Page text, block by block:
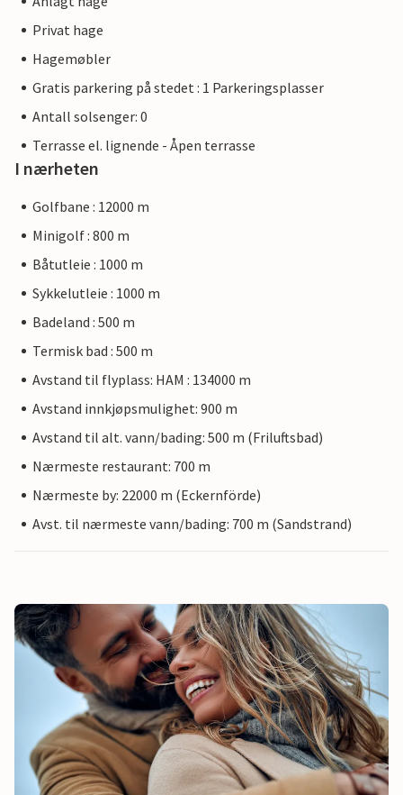
Privat hage
Hagemøbler
Gratis parkering på stedet : 1 Parkeringsplasser
Antall solsenger: 0
Terrasse el. lignende - Åpen terrasse
I nærheten
Golfbane : 12000 m
Minigolf : 800 m
Båtutleie : 1000 m
Sykkelutleie : 1000 m
Badeland : 500 m
Termisk bad : 500 m
Avstand til flyplass: HAM : 134000 m
Avstand innkjøpsmulighet: 900 m
Avstand til alt. vann/bading: 500 m (Friluftsbad)
Nærmeste restaurant: 700 m
Nærmeste by: 22000 m (Eckernförde)
Avst. til nærmeste vann/bading: 700 m (Sandstrand)